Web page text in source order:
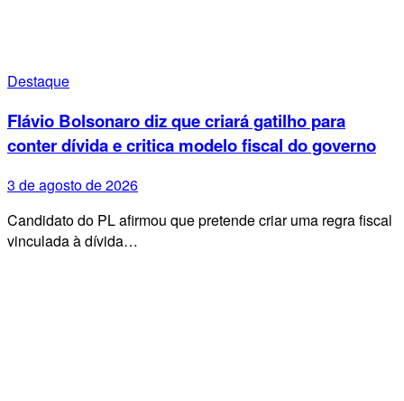
Destaque
Flávio Bolsonaro diz que criará gatilho para
conter dívida e critica modelo fiscal do governo
3 de agosto de 2026
Candidato do PL afirmou que pretende criar uma regra fiscal
vinculada à dívida…